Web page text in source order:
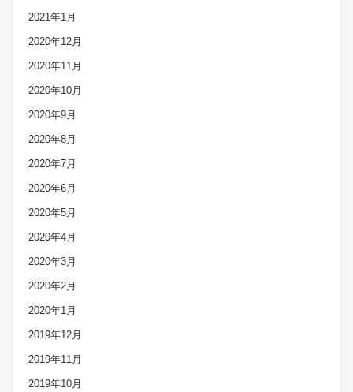
2021年1月
2020年12月
2020年11月
2020年10月
2020年9月
2020年8月
2020年7月
2020年6月
2020年5月
2020年4月
2020年3月
2020年2月
2020年1月
2019年12月
2019年11月
2019年10月